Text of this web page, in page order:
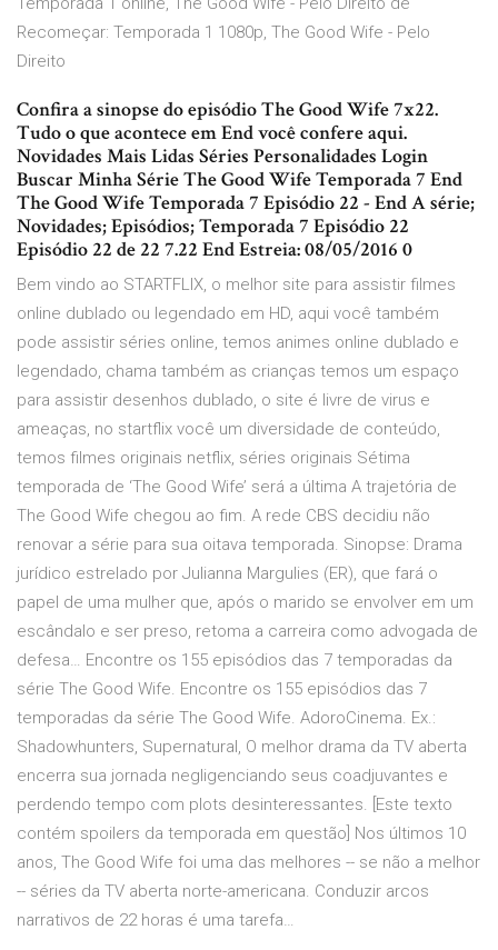
Recomeçar: Temporada 1 1080p, The Good Wife - Pelo
Direito
Confira a sinopse do episódio The Good Wife 7x22.
Tudo o que acontece em End você confere aqui.
Novidades Mais Lidas Séries Personalidades Login
Buscar Minha Série The Good Wife Temporada 7 End
The Good Wife Temporada 7 Episódio 22 - End A série;
Novidades; Episódios; Temporada 7 Episódio 22
Episódio 22 de 22 7.22 End Estreia: 08/05/2016 0
Bem vindo ao STARTFLIX, o melhor site para assistir filmes
online dublado ou legendado em HD, aqui você também
pode assistir séries online, temos animes online dublado e
legendado, chama também as crianças temos um espaço
para assistir desenhos dublado, o site é livre de virus e
ameaças, no startflix você um diversidade de conteúdo,
temos filmes originais netflix, séries originais Sétima
temporada de ‘The Good Wife’ será a última A trajetória de
The Good Wife chegou ao fim. A rede CBS decidiu não
renovar a série para sua oitava temporada. Sinopse: Drama
jurídico estrelado por Julianna Margulies (ER), que fará o
papel de uma mulher que, após o marido se envolver em um
escândalo e ser preso, retoma a carreira como advogada de
defesa… Encontre os 155 episódios das 7 temporadas da
série The Good Wife. Encontre os 155 episódios das 7
temporadas da série The Good Wife. AdoroCinema. Ex.:
Shadowhunters, Supernatural, O melhor drama da TV aberta
encerra sua jornada negligenciando seus coadjuvantes e
perdendo tempo com plots desinteressantes. [Este texto
contém spoilers da temporada em questão] Nos últimos 10
anos, The Good Wife foi uma das melhores -- se não a melhor
-- séries da TV aberta norte-americana. Conduzir arcos
narrativos de 22 horas é uma tarefa…